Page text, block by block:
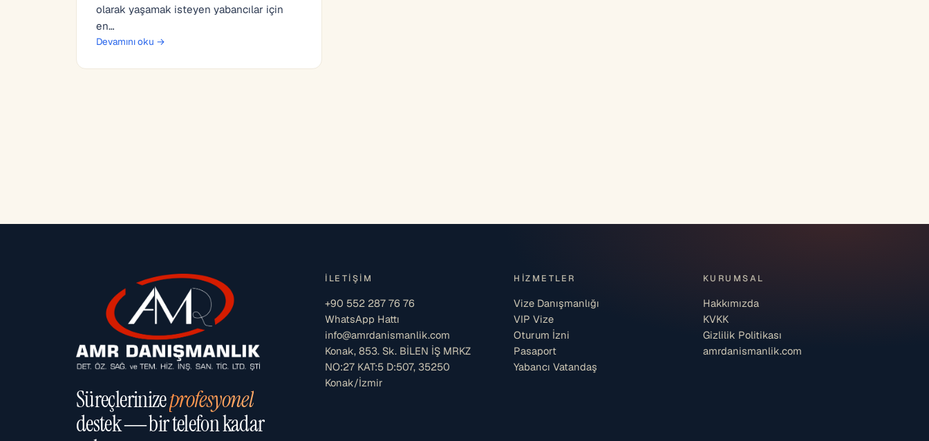
olarak yaşamak isteyen yabancılar için
en…
Devamını oku →
Süreçlerinizeprofesyonel
destek — bir telefon kadar
İLETIŞIM
+90 552 287 76 76
WhatsApp Hattı
info@amrdanismanlik.com
Konak, 853. Sk. BİLEN İŞ MRKZ
NO:27 KAT:5 D:507, 35250
Konak/İzmir
HIZMETLER
Vize Danışmanlığı
VIP Vize
Oturum İzni
Pasaport
Yabancı Vatandaş
KURUMSAL
Hakkımızda
KVKK
Gizlilik Politikası
amrdanismanlik.com